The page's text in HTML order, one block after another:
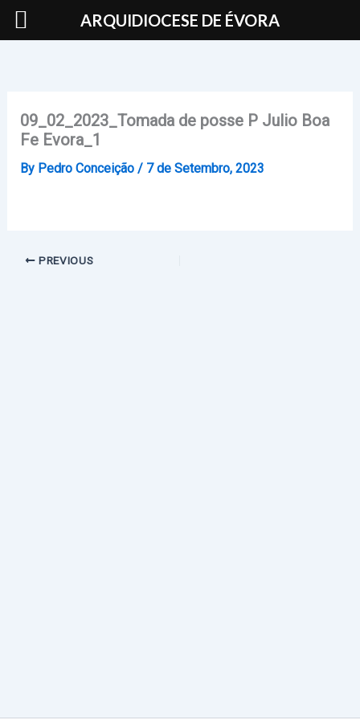
Skip
09_02_2023_Tomada de posse P Julio Boa
Fe Evora_1
By Pedro Conceição / 7 de Setembro, 2023
PREVIOUS
ARQUIDIOCESE DE ÉVORA